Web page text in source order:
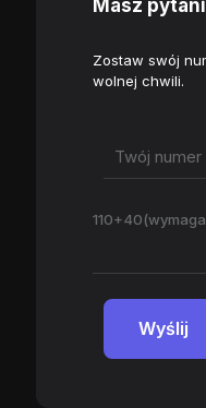
Masz
Zostaw swój
wolnej chwili.